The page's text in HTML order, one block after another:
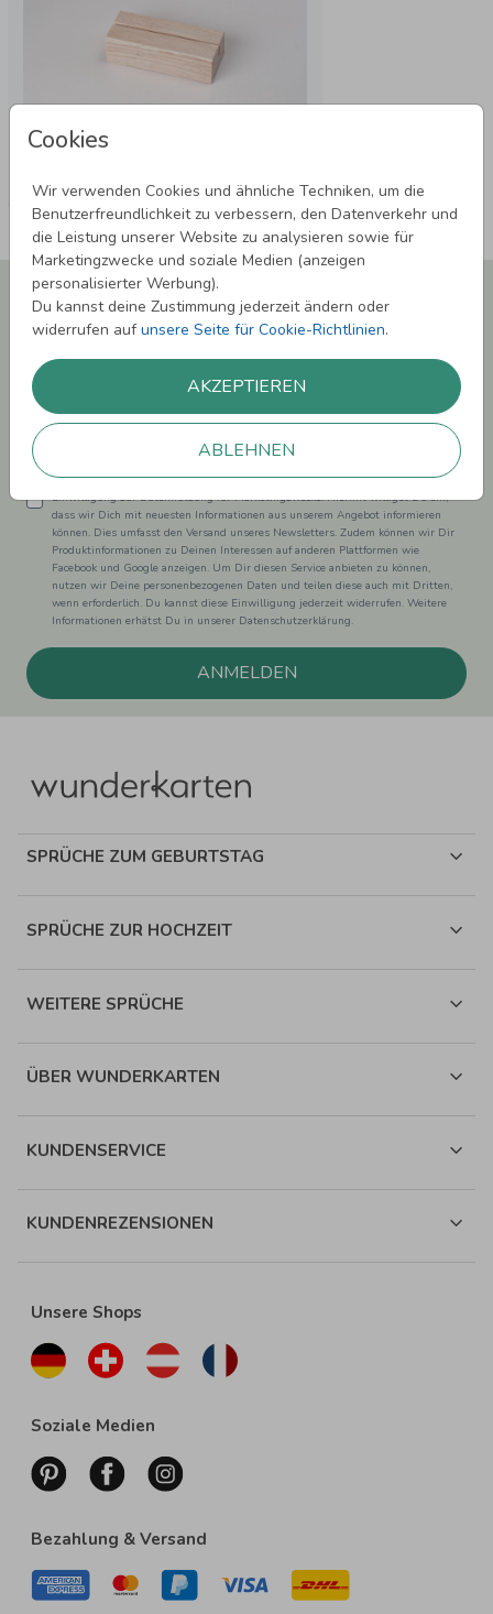
Cookies
Wir verwenden Cookies und ähnliche Techniken, um die
Benutzerfreundlichkeit zu verbessern, den Datenverkehr und
die Leistung unserer Website zu analysieren sowie für
Marketingzwecke und soziale Medien (anzeigen
personalisierter Werbung).
Du kannst deine Zustimmung jederzeit ändern oder
widerrufen aufunsere Seite für Cookie-Richtlinien.
AKZEPTIEREN
ABLEHNEN
Newsletter abonnieren und 5,00 € Rabatt**
sichern!
Laufenden.
Einwilligung zur Datennutzung für Marketingzwecke: Hiermit willigst Du ein,
dass wir Dich mit neuesten Informationen aus unserem Angebot informieren
können. Dies umfasst den Versand unseres Newsletters. Zudem können wir Dir
Produktinformationen zu Deinen Interessen auf anderen Plattformen wie
Facebook und Google anzeigen. Um Dir diesen Service anbieten zu können,
nutzen wir Deine personenbezogenen Daten und teilen diese auch mit Dritten,
wenn erforderlich. Du kannst diese Einwilligung jederzeit widerrufen. Weitere
Informationen erhätst Du in unserer Datenschutzerklärung.
ANMELDEN
SPRÜCHE ZUM GEBURTSTAG
SPRÜCHE ZUR HOCHZEIT
WEITERE SPRÜCHE
ÜBER WUNDERKARTEN
KUNDENSERVICE
KUNDENREZENSIONEN
Unsere Shops
Soziale Medien
Bezahlung & Versand